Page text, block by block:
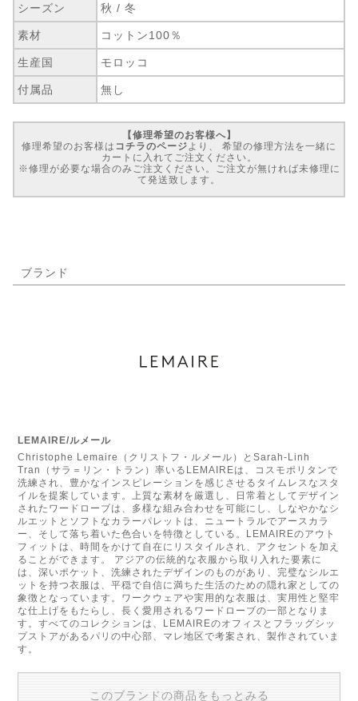
シーズン 秋 / 冬
素材 コットン100％
生産国 モロッコ
付属品 無し
【修理希望のお客様へ】
修理希望のお客様は コチラのページ より、 希望の修理方法を一緒に
カートに入れてご注文ください。
※修理が必要な場合のみご注文ください。ご注文が無ければ未修理に
て発送致します。
ブランド
LEMAIRE/ルメール
Christophe Lemaire（クリストフ・ルメール）とSarah-Linh
Tran（サラ＝リン・トラン）率いるLEMAIREは、コスモポリタンで
洗練され、豊かなインスピレーションを感じさせるタイムレスなスタ
イルを提案しています。上質な素材を厳選し、日常着としてデザイン
されたワードローブは、多様な組み合わせを可能にし、しなやかなシ
ルエットとソフトなカラーパレットは、ニュートラルでアースカラ
ー、そして落ち着いた色合いを特徴としている。LEMAIREのアウト
フィットは、時間をかけて自在にリスタイルされ、アクセントを加え
ることができます。 アジアの伝統的な衣服から取り入れた要素に
は、深いポケット、洗練されたデザインのものがあり、完璧なシルエ
ットを持つ衣服は、平穏で自信に満ちた生活のための隠れ家としての
象徴となっています。ワークウェアや実用的な衣服は、実用性と堅牢
な仕上げをもたらし、長く愛用されるワードローブの一部となりま
す。すべてのコレクションは、LEMAIREのオフィスとフラッグシッ
プストアがあるパリの中心部、マレ地区で考案され、製作されていま
す。
このブランドの商品をもっとみる